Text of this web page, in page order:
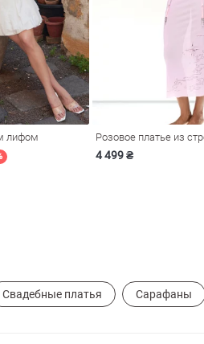
лифом
4 499 ₴
Свадебные платья Сарафаны